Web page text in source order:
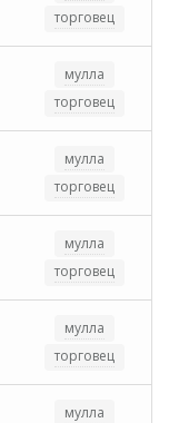
торговец
мулла
торговец
мулла
торговец
мулла
торговец
мулла
торговец
мулла